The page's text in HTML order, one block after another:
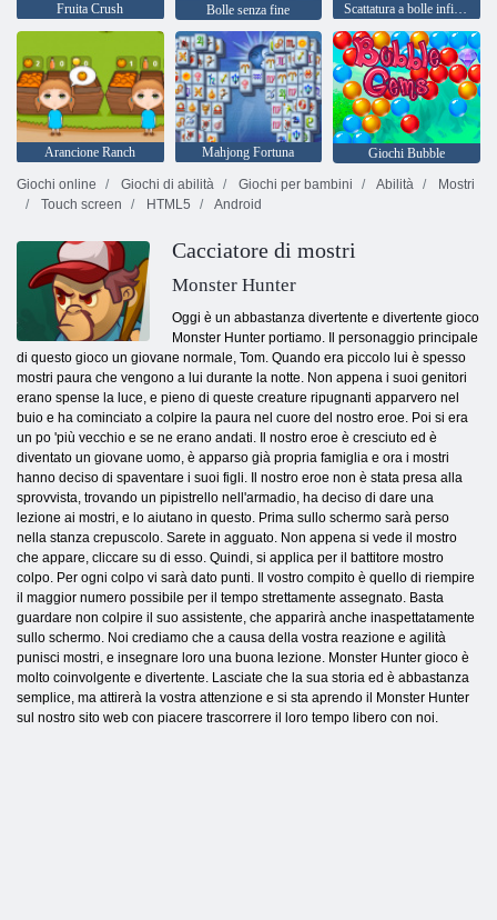
Fruita Crush Bolle senza fine Scattatura a bolle infinita
Arancione Ranch Mahjong Fortuna
Giochi Bubble
Giochi online
Giochi di abilità Giochi per bambini Abilità
Mostri
Touch screen
HTML5 Android
Cacciatore di mostri
Monster Hunter
Oggi è un abbastanza divertente e divertente gioco
Monster Hunter portiamo. Il personaggio principale
di questo gioco un giovane normale, Tom. Quando era piccolo lui è spesso
mostri paura che vengono a lui durante la notte. Non appena i suoi genitori
erano spense la luce, e pieno di queste creature ripugnanti apparvero nel
buio e ha cominciato a colpire la paura nel cuore del nostro eroe. Poi si era
un po 'più vecchio e se ne erano andati. Il nostro eroe è cresciuto ed è
diventato un giovane uomo, è apparso già propria famiglia e ora i mostri
hanno deciso di spaventare i suoi figli. Il nostro eroe non è stata presa alla
sprovvista, trovando un pipistrello nell'armadio, ha deciso di dare una
lezione ai mostri, e lo aiutano in questo. Prima sullo schermo sarà perso
nella stanza crepuscolo. Sarete in agguato. Non appena si vede il mostro
che appare, cliccare su di esso. Quindi, si applica per il battitore mostro
colpo. Per ogni colpo vi sarà dato punti. Il vostro compito è quello di riempire
il maggior numero possibile per il tempo strettamente assegnato. Basta
guardare non colpire il suo assistente, che apparirà anche inaspettatamente
sullo schermo. Noi crediamo che a causa della vostra reazione e agilità
punisci mostri, e insegnare loro una buona lezione. Monster Hunter gioco è
molto coinvolgente e divertente. Lasciate che la sua storia ed è abbastanza
semplice, ma attirerà la vostra attenzione e si sta aprendo il Monster Hunter
sul nostro sito web con piacere trascorrere il loro tempo libero con noi.